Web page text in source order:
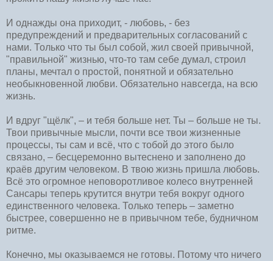
И однажды она приходит, - любовь, - без
предупреждений и предварительных согласований с
нами. Только что ты был собой, жил своей привычной,
"правильной" жизнью, что-то там себе думал, строил
планы, мечтал о простой, понятной и обязательно
необыкновенной любви. Обязательно навсегда, на всю
жизнь.
И вдруг "щёлк", – и тебя больше нет. Ты – больше не ты.
Твои привычные мысли, почти все твои жизненные
процессы, ты сам и всё, что с тобой до этого было
связано, – бесцеремонно вытеснено и заполнено до
краёв другим человеком. В твою жизнь пришла любовь.
Всё это огромное неповоротливое колесо внутренней
Сансары теперь крутится внутри тебя вокруг одного
единственного человека. Только теперь – заметно
быстрее, совершенно не в привычном тебе, будничном
ритме.
Конечно, мы оказываемся не готовы. Потому что ничего